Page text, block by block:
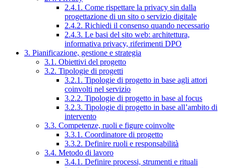
2.4.1. Come rispettare la privacy sin dalla
progettazione di un sito o servizio digitale
2.4.2. Richiedi il consenso quando necessario
2.4.3. Le basi del sito web: architettura,
informativa privacy, riferimenti DPO
3. Pianificazione, gestione e strategia
3.1. Obiettivi del progetto
3.2. Tipologie di progetti
3.2.1. Tipologie di progetto in base agli attori
coinvolti nel servizio
3.2.2. Tipologie di progetto in base al focus
3.2.3. Tipologie di progetto in base all’ambito di
intervento
3.3. Competenze, ruoli e figure coinvolte
3.3.1. Coordinatore di progetto
3.3.2. Definire ruoli e responsabilità
3.4. Metodo di lavoro
3.4.1. Definire processi, strumenti e rituali